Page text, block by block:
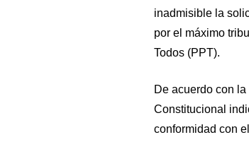
inadmisible la
por el máximo
Todos (PPT).
De acuerdo con
Constitucional
conformidad con